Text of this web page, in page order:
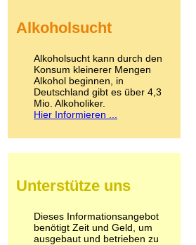
Kokain
LSD
Marihuana
Medikamente
Meskalin
Metamphetamin
Methadon
Pilze
Psychopharmaka
Schlafmittel
Schmerzmittel
Alkoholsucht
Alkoholsucht kann durch den
Konsum kleinerer Mengen
Alkohol beginnen, in
Deutschland gibt es über 4,3
Mio. Alkoholiker.
Hier Informieren ...
Unterstütze uns
Dieses Informationsangebot
benötigt Zeit und Geld, um
ausgebaut und betrieben zu